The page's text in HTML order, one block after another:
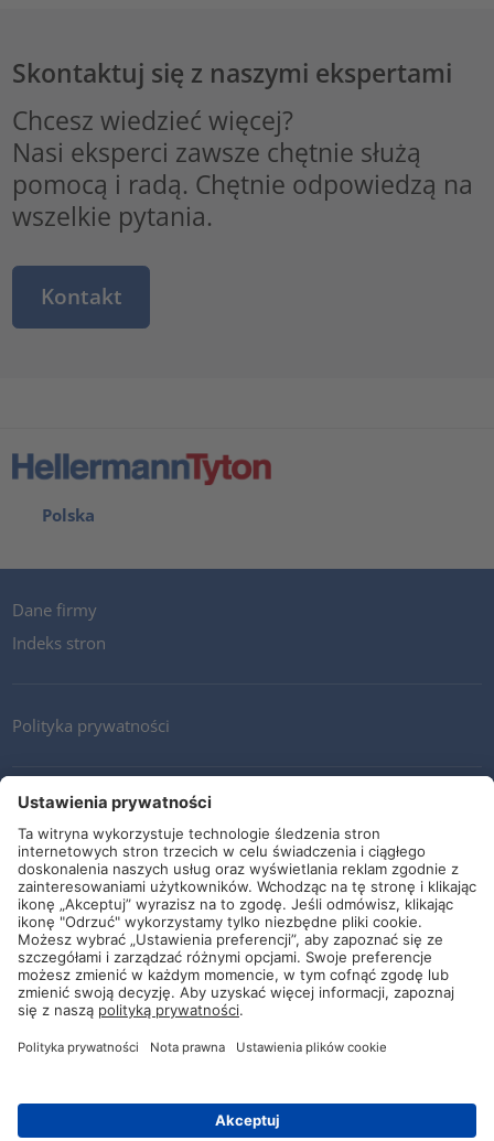
Skontaktuj się z naszymi ekspertami
Chcesz wiedzieć więcej?
Nasi eksperci zawsze chętnie służą
pomocą i radą. Chętnie odpowiedzą na
wszelkie pytania.
Kontakt
Polska
Dane firmy
Indeks stron
Polityka prywatności
Kontakt
Newsletter
Ogólne warunki i dostawy
Wytyczne i zobowiązania
Media społecznościowe